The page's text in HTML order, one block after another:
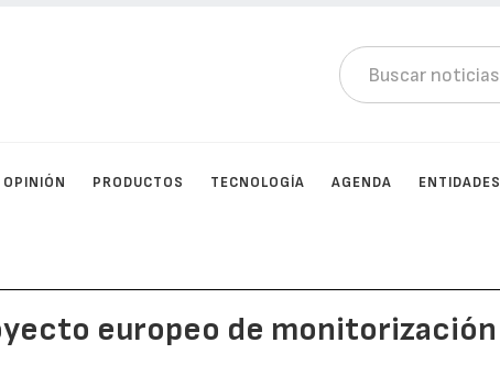
OPINIÓN PRODUCTOS TECNOLOGÍA AGENDA ENTIDADES
europeo de monitorización